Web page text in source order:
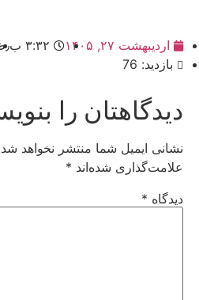
اردیبهشت ۲۷, ۱۴۰۵ ۳:۳۲ ب٫ظ
بازدید: 76
دیدگاهتان را
نشانی ایمیل شما منتشر نخواهد
علامت‌گذاری شده‌اند *
دیدگاه *